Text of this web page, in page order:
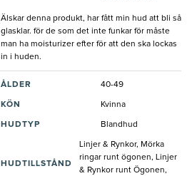
Älskar denna produkt, har fått min hud att bli så
glasklar. för de som det inte funkar för måste
man ha moisturizer efter för att den ska lockas
in i huden.
ÅLDER 40-49
KÖN Kvinna
HUDTYP Blandhud
HUDTILLSTÅND
Linjer & Rynkor, Mörka
ringar runt ögonen, Linjer
& Rynkor runt Ögonen,